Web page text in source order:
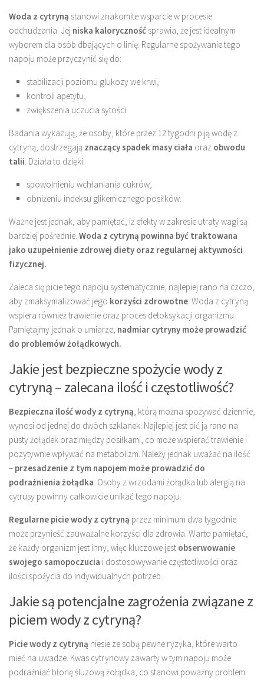
Woda z cytryną stanowi znakomite wsparcie w procesie
odchudzania. Jej niska kaloryczność sprawia, że jest idealnym
wyborem dla osób dbających o linię. Regularne spożywanie tego
napoju może przyczynić się do:
stabilizacji poziomu glukozy we krwi,
kontroli apetytu,
zwiększenia uczucia sytości.
Badania wykazują, że osoby, które przez 12 tygodni piją wodę z
cytryną, dostrzegają znaczący spadek masy ciała oraz obwodu
talii. Działa to dzięki:
spowolnieniu wchłaniania cukrów,
obniżeniu indeksu glikemicznego posiłków.
Ważne jest jednak, aby pamiętać, iż efekty w zakresie utraty wagi są
bardziej pośrednie. Woda z cytryną powinna być traktowana
jako uzupełnienie zdrowej diety oraz regularnej aktywności
fizycznej.
Zaleca się picie tego napoju systematycznie, najlepiej rano na czczo,
aby zmaksymalizować jego korzyści zdrowotne. Woda z cytryną
wspiera również trawienie oraz proces detoksykacji organizmu.
Pamiętajmy jednak o umiarze; nadmiar cytryny może prowadzić
do problemów żołądkowych.
Jakie jest bezpieczne spożycie wody z
cytryną – zalecana ilość i częstotliwość?
Bezpieczna ilość wody z cytryną, którą można spożywać dziennie,
wynosi od jednej do dwóch szklanek. Najlepiej jest pić ją rano na
pusty żołądek oraz między posiłkami, co może wspierać trawienie i
pozytywnie wpływać na metabolizm. Należy jednak uważać na ilość
– przesadzenie z tym napojem może prowadzić do
podrażnienia żołądka. Osoby z wrzodami żołądka lub alergią na
cytrusy powinny całkowicie unikać tego napoju.
Regularne picie wody z cytryną przez minimum dwa tygodnie
może przynieść zauważalne korzyści dla zdrowia. Warto pamiętać,
że każdy organizm jest inny, więc kluczowe jest obserwowanie
swojego samopoczucia i dostosowywanie częstotliwości oraz
ilości spożycia do indywidualnych potrzeb.
Jakie są potencjalne zagrożenia związane z
piciem wody z cytryną?
Picie wody z cytryną niesie ze sobą pewne ryzyka, które warto
mieć na uwadze. Kwas cytrynowy zawarty w tym napoju może
podrażniać błonę śluzową żołądka, co stanowi poważny problem